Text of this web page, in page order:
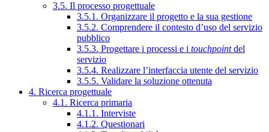
3.5. Il processo progettuale
3.5.1. Organizzare il progetto e la sua gestione
3.5.2. Comprendere il contesto d’uso del servizio
pubblico
3.5.3. Progettare i processi e i touchpointdel
servizio
3.5.4. Realizzare l’interfaccia utente del servizio
3.5.5. Validare la soluzione ottenuta
4. Ricerca progettuale
4.1. Ricerca primaria
4.1.1. Interviste
4.1.2. Questionari